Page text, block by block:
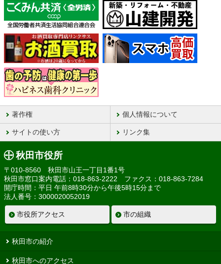
著作権 個人情報について
サイトの使い方 リンク集
秋田市役所
〒010-8560 秋田市山王一丁目1番1号
秋田市窓口案内電話：018-863-2222 ファクス：018-863-7284
開庁時間：平日 午前8時30分から午後5時15分まで
法人番号：3000020052019
市役所アクセス 市の組織
秋田市の紹介
秋田市へのアクセス